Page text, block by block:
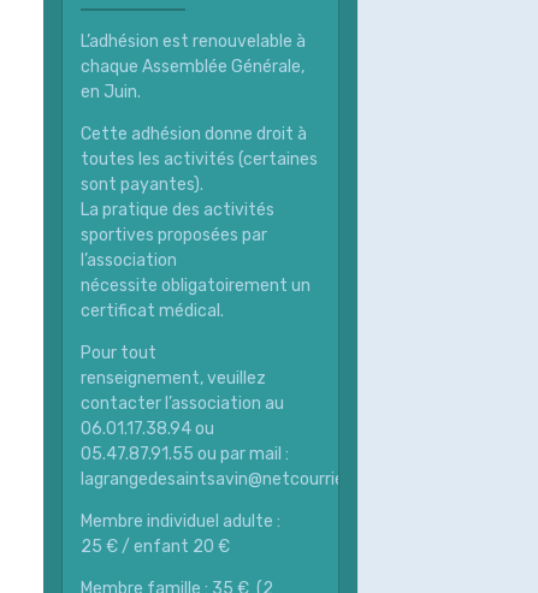
L’adhésion est renouvelable à
chaque Assemblée Générale,
en Juin.
Cette adhésion donne droit à
toutes les activités (certaines
sont payantes).
La pratique des activités
sportives proposées par
l’association
nécessite obligatoirement un
certificat médical.
Pour tout
renseignement, veuillez
contacter l’association au
06.01.17.38.94 ou
05.47.87.91.55 ou par mail :
lagrangedesaintsavin@netcourrier.com
Membre individuel adulte :
25 € / enfant 20 €
Membre famille : 35 € (2